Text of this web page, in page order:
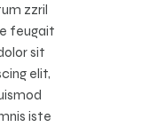
zzril
feugait
sit
elit,
iste